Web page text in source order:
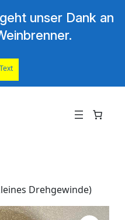
unser Dank an
Drehgewinde)